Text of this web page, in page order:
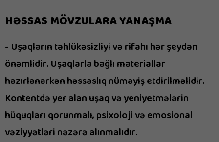
HƏSSAS MÖVZULARA YANAŞMA
- Uşaqların təhlükəsizliyi və rifahı hər şeydən
önəmlidir. Uşaqlarla bağlı materiallar
hazırlanarkən həssaslıq nümayiş etdirilməlidir.
Kontentdə yer alan uşaq və yeniyetmələrin
hüquqları qorunmalı, psixoloji və emosional
vəziyyətləri nəzərə alınmalıdır.